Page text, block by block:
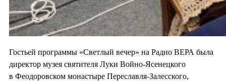
Гостьей программы «Светлый вечер» на Радио ВЕРА была
директор музея святителя Луки Войно-Ясенецкого
в Феодоровском монастыре Переславля-Залесского,